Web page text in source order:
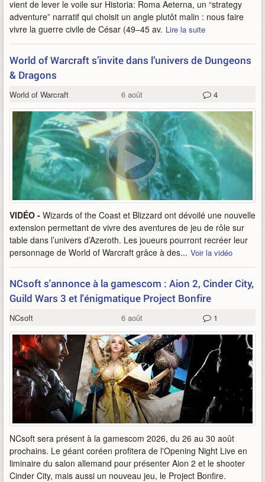
vient de lever le voile sur Historia: Roma Aeterna, un “strategy
adventure” narratif qui choisit un angle plutôt malin : nous faire
vivre la guerre civile de César (49–45 av. Lire la suite
World of Warcraft s’invite dans l’univers de Dungeons
& Dragons
World of Warcraft 6 août 4
VIDÉO - Wizards of the Coast et Blizzard ont dévoilé une nouvelle
extension permettant de vivre des aventures de jeu de rôle sur
table dans l’univers d’Azeroth. Les joueurs pourront recréer leur
personnage de World of Warcraft grâce à des... Voir la vidéo
NCsoft s'annonce à la gamescom : Aion 2, Cinder City,
Guild Wars 3 et l'énigmatique Project Bonfire
NCsoft 6 août 1
NCsoft sera présent à la gamescom 2026, du 26 au 30 août
prochains. Le géant coréen profitera de l'Opening Night Live en
liminaire du salon allemand pour présenter Aion 2 et le shooter
Cinder City, mais aussi un nouveau jeu, le Project Bonfire.